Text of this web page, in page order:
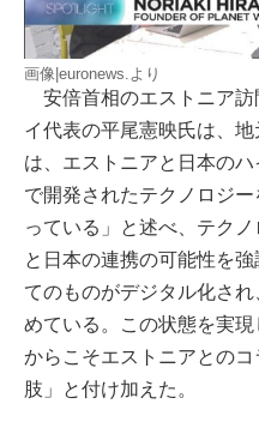
画像|euronews.より
安倍首相のエストニア訪
イ代表の平尾憲映氏は、
は、エストニアと日本の
で開発されたテクノロジ
っている」と述べ、テク
と日本の連携の可能性を
てのものがデジタル化さ
めている。この状態を実
からこそエストニアとの
肢」と付け加えた。